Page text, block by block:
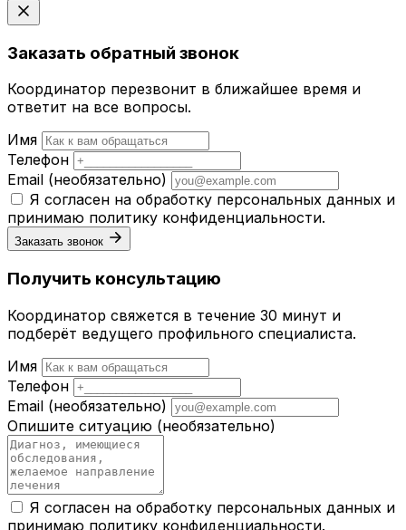
Заказать обратный звонок
Координатор перезвонит в ближайшее время и
ответит на все вопросы.
Имя
Телефон
Email (необязательно)
Я согласен на обработку персональных данных и
принимаю политику конфиденциальности.
Заказать звонок
Получить консультацию
Координатор свяжется в течение 30 минут и
подберёт ведущего профильного специалиста.
Имя
Телефон
Email (необязательно)
Опишите ситуацию (необязательно)
Я согласен на обработку персональных данных и
принимаю политику конфиденциальности.